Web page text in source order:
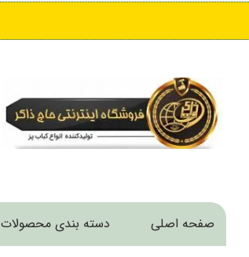
صفحه اصلی دسته بندی محصولات